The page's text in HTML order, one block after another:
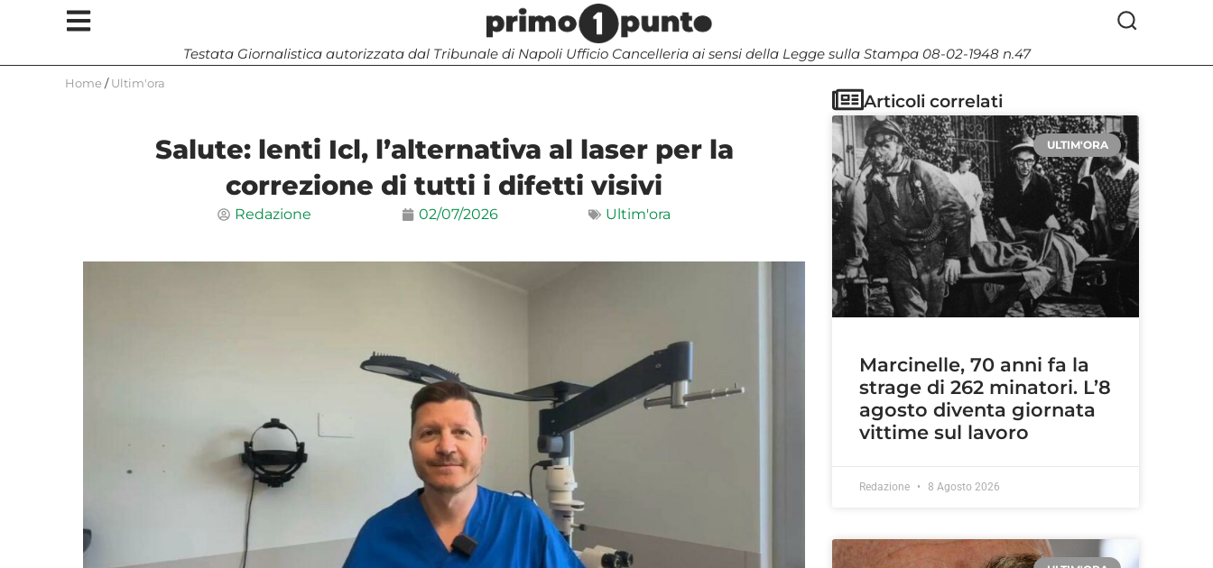
Testata Giornalistica autorizzata dal Tribunale di Napoli Ufficio Cancelleria ai sensi della Legge sulla Stampa 08-02-1948 n.47
Home / Ultim'ora
Salute: lenti Icl, l’alternativa al laser per la
correzione di tutti i difetti visivi
Redazione 02/07/2026 Ultim'ora
Articoli correlati
ULTIM'ORA
Marcinelle, 70 anni fa la
strage di 262 minatori. L’8
agosto diventa giornata
vittime sul lavoro
Redazione 8 Agosto 2026